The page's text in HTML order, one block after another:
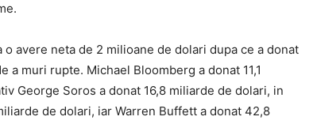
avere neta de 2 milioane de dolari dupa ce a donat
muri rupte. Michael Bloomberg a donat 11,1
George Soros a donat 16,8 miliarde de dolari, in
de dolari, iar Warren Buffett a donat 42,8